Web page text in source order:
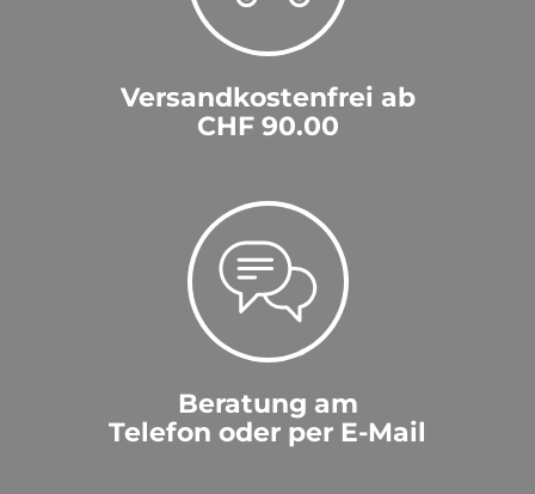
Versandkostenfrei ab
CHF 90.00
Beratung am
Telefon oder per E-Mail